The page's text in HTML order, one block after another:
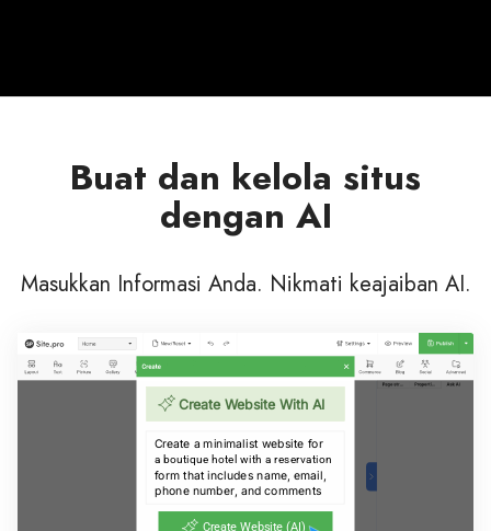
Buat dan kelola situs
dengan AI
Masukkan Informasi Anda. Nikmati keajaiban AI.